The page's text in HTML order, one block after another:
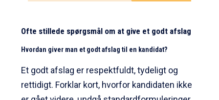
Ofte stillede spørgsmål om at give et godt afslag
Hvordan giver man et godt afslag til en kandidat?
Et godt afslag er respektfuldt, tydeligt og
rettidigt. Forklar kort, hvorfor kandidaten ikke